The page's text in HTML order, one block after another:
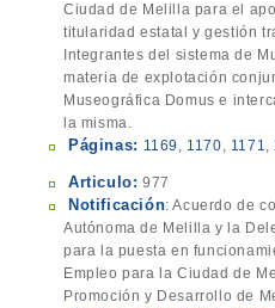
Ciudad de Melilla para el
titularidad estatal y gestión
Integrantes del sistema de
materia de explotación
Museográfica Domus e
la misma.
Páginas: 1169 , 1170, 1171,
Articulo: 977
Notificación: Acuerdo de
Autónoma de Melilla y la
para la puesta en
Empleo para la Ciudad de
Promoción y Desarrollo de